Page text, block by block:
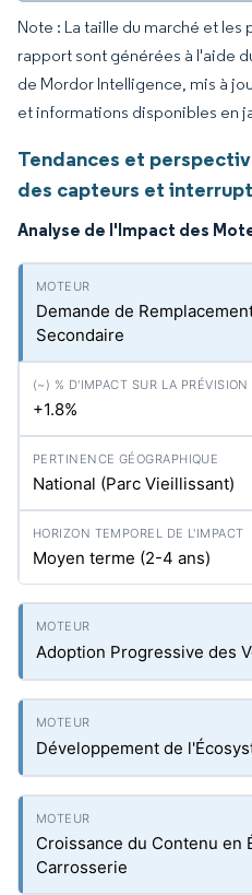
Note : La taille du marché et
rapport sont générées à l'aide
de Mordor Intelligence, mis à
et informations disponibles en
Tendances et
des capteurs et
Analyse de l'Impact des
Demande de
Secondaire
+1.8%
National (Parc Vieillissant)
Moyen terme (2-4 ans)
Adoption Progressive des
Développement de
Croissance du Contenu en
Carrosserie